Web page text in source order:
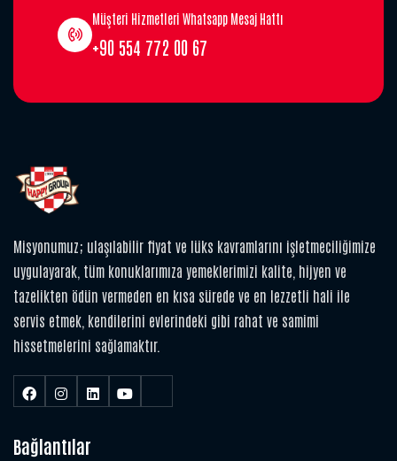
Müşteri Hizmetleri Whatsapp Mesaj Hattı
+90 554 772 00 67
Misyonumuz; ulaşılabilir fiyat ve lüks kavramlarını işletmeciliğimize
uygulayarak, tüm konuklarımıza yemeklerimizi kalite, hijyen ve
tazelikten ödün vermeden en kısa sürede ve en lezzetli hali ile
servis etmek, kendilerini evlerindeki gibi rahat ve samimi
hissetmelerini sağlamaktır.
Bağlantılar